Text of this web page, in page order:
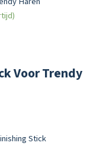
Voor Trendy